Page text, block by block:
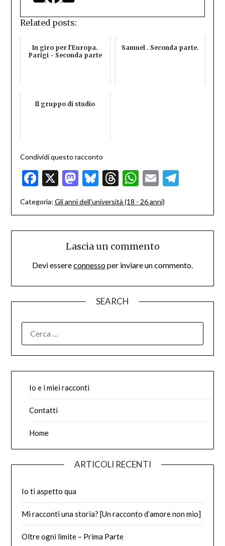
Related posts:
In giro per l'Europa.
Parigi - Seconda parte
Samuel . Seconda parte.
Il gruppo di studio
Condividi questo racconto
Facebook
X Mastodon
Bluesky
Threads
WhatsApp
Email
Categoria: Gli anni dell'università (18 - 26 anni)
Lascia un commento
Devi essereconnessoper inviare un commento.
SEARCH
PER:
Io e i miei racconti
Contatti
Home
ARTICOLI RECENTI
Io ti aspetto qua
Mi racconti una storia? [Un racconto d’amore non mio]
Oltre ogni limite – Prima Parte